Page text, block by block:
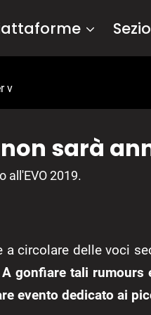
v
sarà
all'EVO 2019.
circolare delle voci
A gonfiare tali rumours
evento dedicato ai